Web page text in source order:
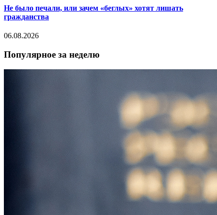
Не было печали, или зачем «беглых» хотят лишать
гражданства
06.08.2026
Популярное за неделю